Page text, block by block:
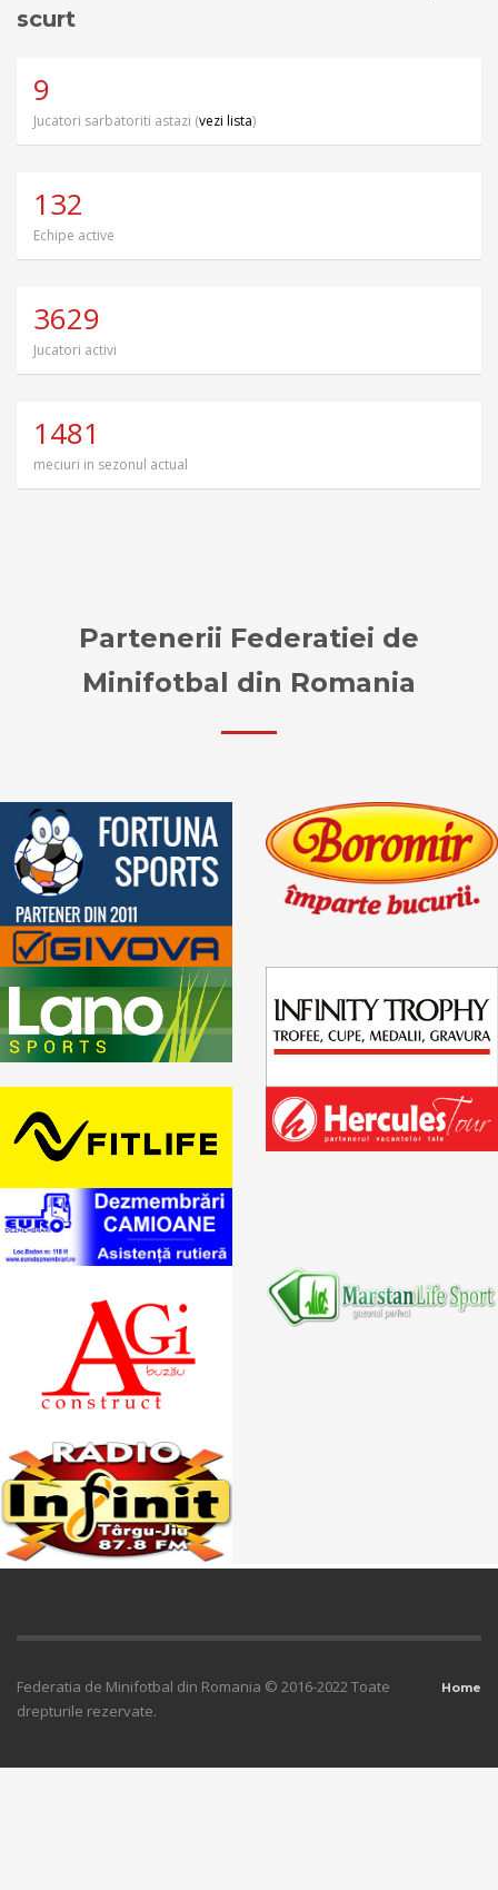
scurt
9
Jucatori sarbatoriti astazi (vezi lista)
132
Echipe active
3629
Jucatori activi
1481
meciuri in sezonul actual
Partenerii Federatiei de
Minifotbal din Romania
Home
Federatia de Minifotbal din Romania © 2016-2022 Toate
drepturile rezervate.